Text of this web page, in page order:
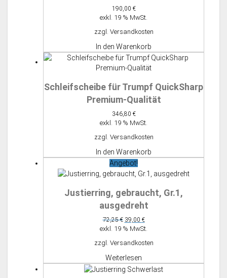
190,00 €
exkl. 19 % MwSt.
zzgl. Versandkosten
In den Warenkorb
Schleifscheibe für Trumpf QuickSharp
Premium-Qualität
346,80 €
exkl. 19 % MwSt.
zzgl. Versandkosten
In den Warenkorb
Angebot!
Justierring, gebraucht, Gr.1,
ausgedreht
72,25€ Ursprünglicher
Preis
72,25 €
39,00 €Aktueller
Preis
39,00 €.
exkl. 19 % MwSt.
zzgl. Versandkosten
Weiterlesen